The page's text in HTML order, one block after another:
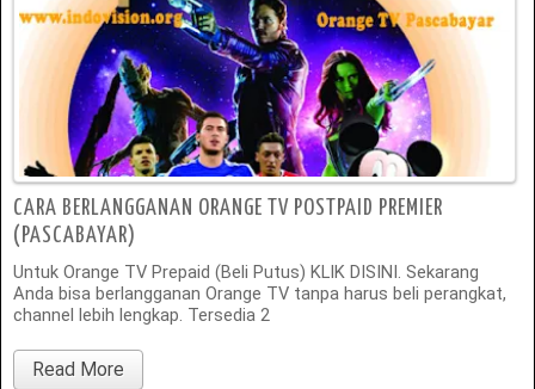
CARA BERLANGGANAN ORANGE TV POSTPAID PREMIER
(PASCABAYAR)
Untuk Orange TV Prepaid (Beli Putus) KLIK DISINI. Sekarang
Anda bisa berlangganan Orange TV tanpa harus beli perangkat,
channel lebih lengkap. Tersedia 2
Read More